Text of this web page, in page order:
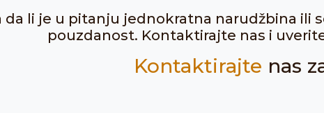
da li je u pitanju jednokratna narudžbina ili
pouzdanost. Kontaktirajte nas i
Kontaktirajte nas